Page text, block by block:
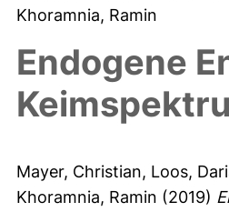
Khoramnia, Ramin
Endogene
Mayer, Christian, Loos,
Khoramnia, Ramin (2019)